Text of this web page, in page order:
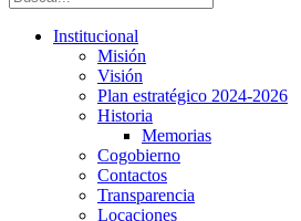
Institucional
Misión
Visión
Plan estratégico 2024-2026
Historia
Memorias
Cogobierno
Contactos
Transparencia
Locaciones